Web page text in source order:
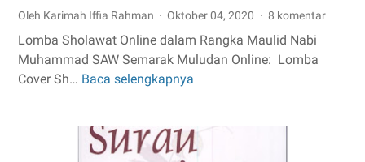
Oleh Karimah Iffia Rahman Oktober 04, 2020 8 komentar
Lomba Sholawat Online dalam Rangka Maulid Nabi
Muhammad SAW Semarak Muludan Online: Lomba
Cover Sh… Baca selengkapnya